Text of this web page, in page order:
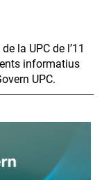
la UPC de l’11
informatius
UPC.